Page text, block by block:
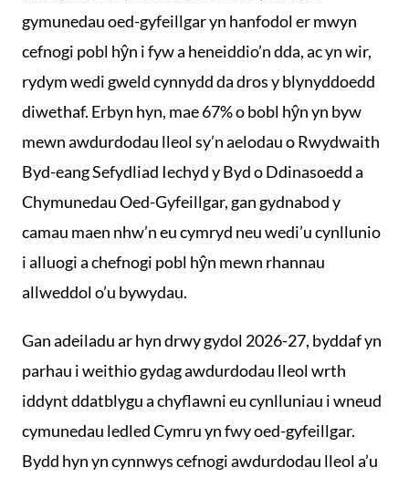
gymunedau oed-gyfeillgar yn hanfodol er mwyn
cefnogi pobl hŷn i fyw a heneiddio’n dda, ac yn wir,
rydym wedi gweld cynnydd da dros y blynyddoedd
diwethaf. Erbyn hyn, mae 67% o bobl hŷn yn byw
mewn awdurdodau lleol sy’n aelodau o Rwydwaith
Byd-eang Sefydliad Iechyd y Byd o Ddinasoedd a
Chymunedau Oed-Gyfeillgar, gan gydnabod y
camau maen nhw’n eu cymryd neu wedi’u cynllunio
i alluogi a chefnogi pobl hŷn mewn rhannau
allweddol o’u bywydau.
Gan adeiladu ar hyn drwy gydol 2026-27, byddaf yn
parhau i weithio gydag awdurdodau lleol wrth
iddynt ddatblygu a chyflawni eu cynlluniau i wneud
cymunedau ledled Cymru yn fwy oed-gyfeillgar.
Bydd hyn yn cynnwys cefnogi awdurdodau lleol a’u